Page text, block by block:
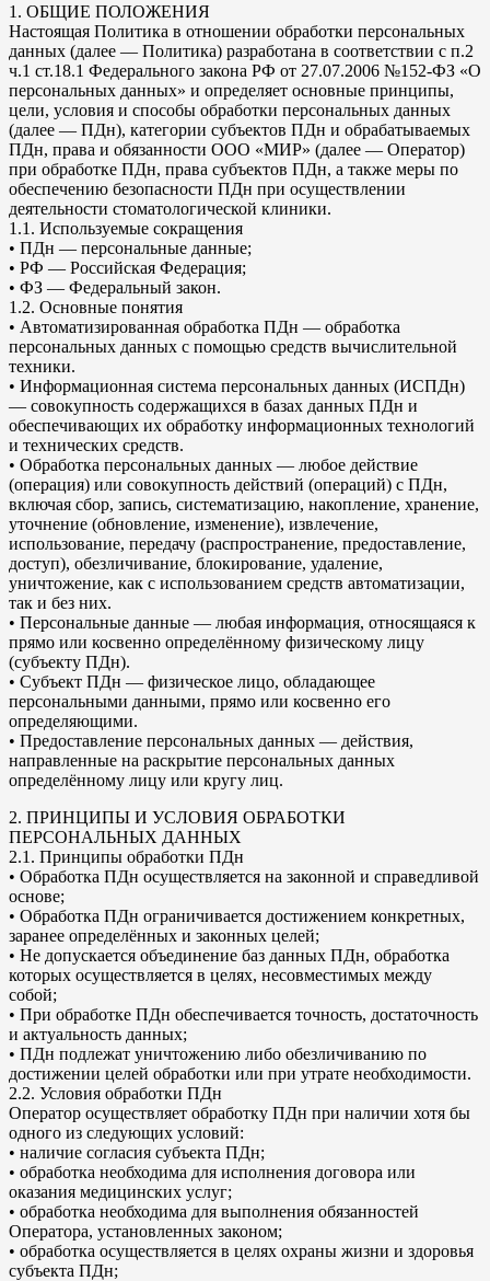
1. ОБЩИЕ ПОЛОЖЕНИЯ
Настоящая Политика в отношении обработки персональных
данных (далее — Политика) разработана в соответствии с п.2
ч.1 ст.18.1 Федерального закона РФ от 27.07.2006 №152-ФЗ «О
персональных данных» и определяет основные принципы,
цели, условия и способы обработки персональных данных
(далее — ПДн), категории субъектов ПДн и обрабатываемых
ПДн, права и обязанности ООО «МИР» (далее — Оператор)
при обработке ПДн, права субъектов ПДн, а также меры по
обеспечению безопасности ПДн при осуществлении
деятельности стоматологической клиники.
1.1. Используемые сокращения
• ПДн — персональные данные;
• РФ — Российская Федерация;
• ФЗ — Федеральный закон.
1.2. Основные понятия
• Автоматизированная обработка ПДн — обработка
персональных данных с помощью средств вычислительной
техники.
• Информационная система персональных данных (ИСПДн)
— совокупность содержащихся в базах данных ПДн и
обеспечивающих их обработку информационных технологий
и технических средств.
• Обработка персональных данных — любое действие
(операция) или совокупность действий (операций) с ПДн,
включая сбор, запись, систематизацию, накопление, хранение,
уточнение (обновление, изменение), извлечение,
использование, передачу (распространение, предоставление,
доступ), обезличивание, блокирование, удаление,
уничтожение, как с использованием средств автоматизации,
так и без них.
• Персональные данные — любая информация, относящаяся к
прямо или косвенно определённому физическому лицу
(субъекту ПДн).
• Субъект ПДн — физическое лицо, обладающее
персональными данными, прямо или косвенно его
определяющими.
• Предоставление персональных данных — действия,
направленные на раскрытие персональных данных
определённому лицу или кругу лиц.
2. ПРИНЦИПЫ И УСЛОВИЯ ОБРАБОТКИ
ПЕРСОНАЛЬНЫХ ДАННЫХ
2.1. Принципы обработки ПДн
• Обработка ПДн осуществляется на законной и справедливой
основе;
• Обработка ПДн ограничивается достижением конкретных,
заранее определённых и законных целей;
• Не допускается объединение баз данных ПДн, обработка
которых осуществляется в целях, несовместимых между
собой;
• При обработке ПДн обеспечивается точность, достаточность
и актуальность данных;
• ПДн подлежат уничтожению либо обезличиванию по
достижении целей обработки или при утрате необходимости.
2.2. Условия обработки ПДн
Оператор осуществляет обработку ПДн при наличии хотя бы
одного из следующих условий:
• наличие согласия субъекта ПДн;
• обработка необходима для исполнения договора или
оказания медицинских услуг;
• обработка необходима для выполнения обязанностей
Оператора, установленных законом;
• обработка осуществляется в целях охраны жизни и здоровья
субъекта ПДн;